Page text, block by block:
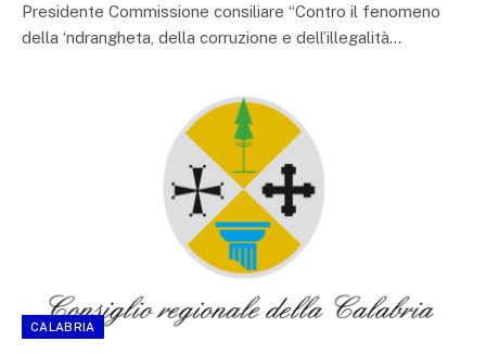
Presidente Commissione consiliare “Contro il fenomeno
della ‘ndrangheta, della corruzione e dell’illegalità…
CALABRIA